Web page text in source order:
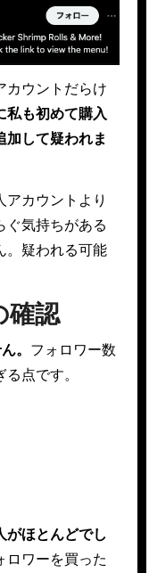
カウントだらけ
私も初めて購入
加して疑われま
カウントより
ぐ気持ちがある
。疑われる可能
確認
。 フォロワー数
点です。
がほとんどでし
ロワーを買った